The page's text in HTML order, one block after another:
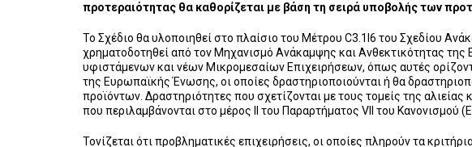
προτεραιότητας θα καθορίζεται με βάση τη σειρά υποβολής των
Το Σχέδιο θα υλοποιηθεί στο πλαίσιο του Μέτρου C3.1I6 του Σχεδίου
χρηματοδοτηθεί από τον Μηχανισμό Ανάκαμψης και Ανθεκτικότητας
υφιστάμενων και νέων Μικρομεσαίων Επιχειρήσεων, όπως αυτές
της Ευρωπαϊκής Ένωσης, οι οποίες δραστηριοποιούνται ή θα
προϊόντων. Δραστηριότητες που σχετίζονται με τους τομείς της αλιείας
που περιλαμβάνονται στο μέρος ΙΙ του Παραρτήματος VII του Κανονισμού
Τονίζεται ότι προβληματικές επιχειρήσεις, οι οποίες πληρούν τα